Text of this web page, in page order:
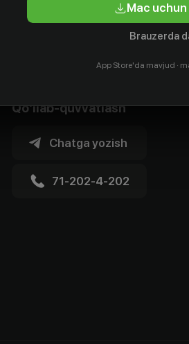
Qo'llab-quvvatlash
Chatga yozish
71-202-4-202
Mac
Brauzerda
App Store'da mavjud ·